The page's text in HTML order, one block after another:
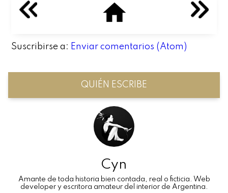
Suscribirse a: Enviar comentarios (Atom)
QUIÉN ESCRIBE
Cyn
Amante de toda historia bien contada, real o ficticia. Web
developer y escritora amateur del interior de Argentina.